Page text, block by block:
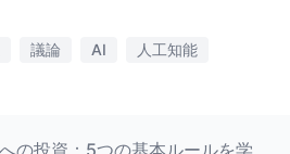
議論 AI 人工知能
の投資：5つの基本ルールを学